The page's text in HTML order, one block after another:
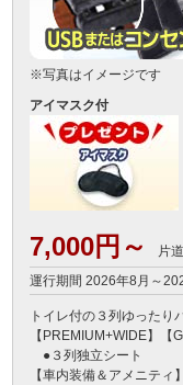
7,000円～
片
運行期間 2026年8月～
トイレ付の３列ゆったり
【PREMIUM+WIDE】【
●３列独立シート
【車内装備＆アメニティ】
※写真はイメージです
アイマスク付